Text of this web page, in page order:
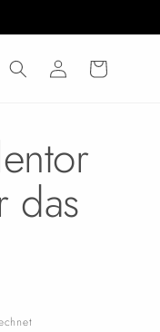
EinloggenWarenkorb
das